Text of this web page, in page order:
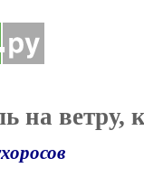
на ветру,